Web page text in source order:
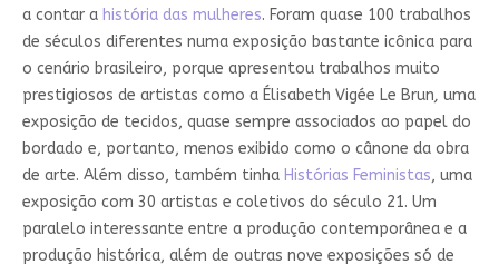
a contar a história das mulheres. Foram quase 100 trabalhos
de séculos diferentes numa exposição bastante icônica para
o cenário brasileiro, porque apresentou trabalhos muito
prestigiosos de artistas como a Élisabeth Vigée Le Brun, uma
exposição de tecidos, quase sempre associados ao papel do
bordado e, portanto, menos exibido como o cânone da obra
de arte. Além disso, também tinha Histórias Feministas, uma
exposição com 30 artistas e coletivos do século 21. Um
paralelo interessante entre a produção contemporânea e a
produção histórica, além de outras nove exposições só de